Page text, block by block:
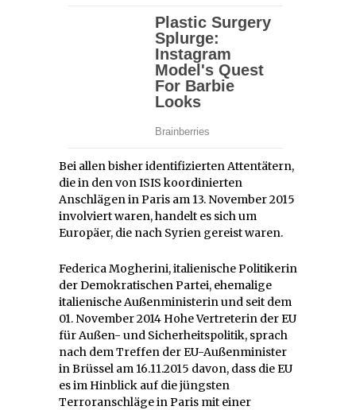
Bei allen bisher identifizierten Attentätern,
die in den von ISIS koordinierten
Anschlägen in Paris am 13. November 2015
involviert waren, handelt es sich um
Europäer, die nach Syrien gereist waren.
Federica Mogherini, italienische Politikerin
der Demokratischen Partei, ehemalige
italienische Außenministerin und seit dem
01. November 2014 Hohe Vertreterin der EU
für Außen- und Sicherheitspolitik, sprach
nach dem Treffen der EU-Außenminister
in Brüssel am 16.11.2015 davon, dass die EU
es im Hinblick auf die jüngsten
Terroranschläge in Paris mit einer